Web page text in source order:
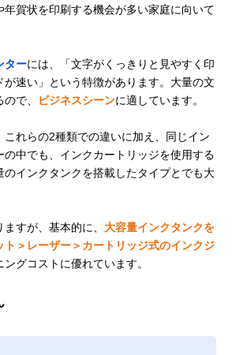
年賀状を印刷する機会が多い家庭に向いて
ターには、「文字がくっきりと見やすく印
が速い」という特徴があります。大量の文
で、
ビジネスシーンに適しています。
これらの2種類での違いに加え、同じイン
の中でも、インクカートリッジを使用する
のインクタンクを搭載したタイプとでも大
すが、基本的に、 大容量インクタンクを
ト＞レーザー＞カートリッジ式のインクジ
グコストに優れています。